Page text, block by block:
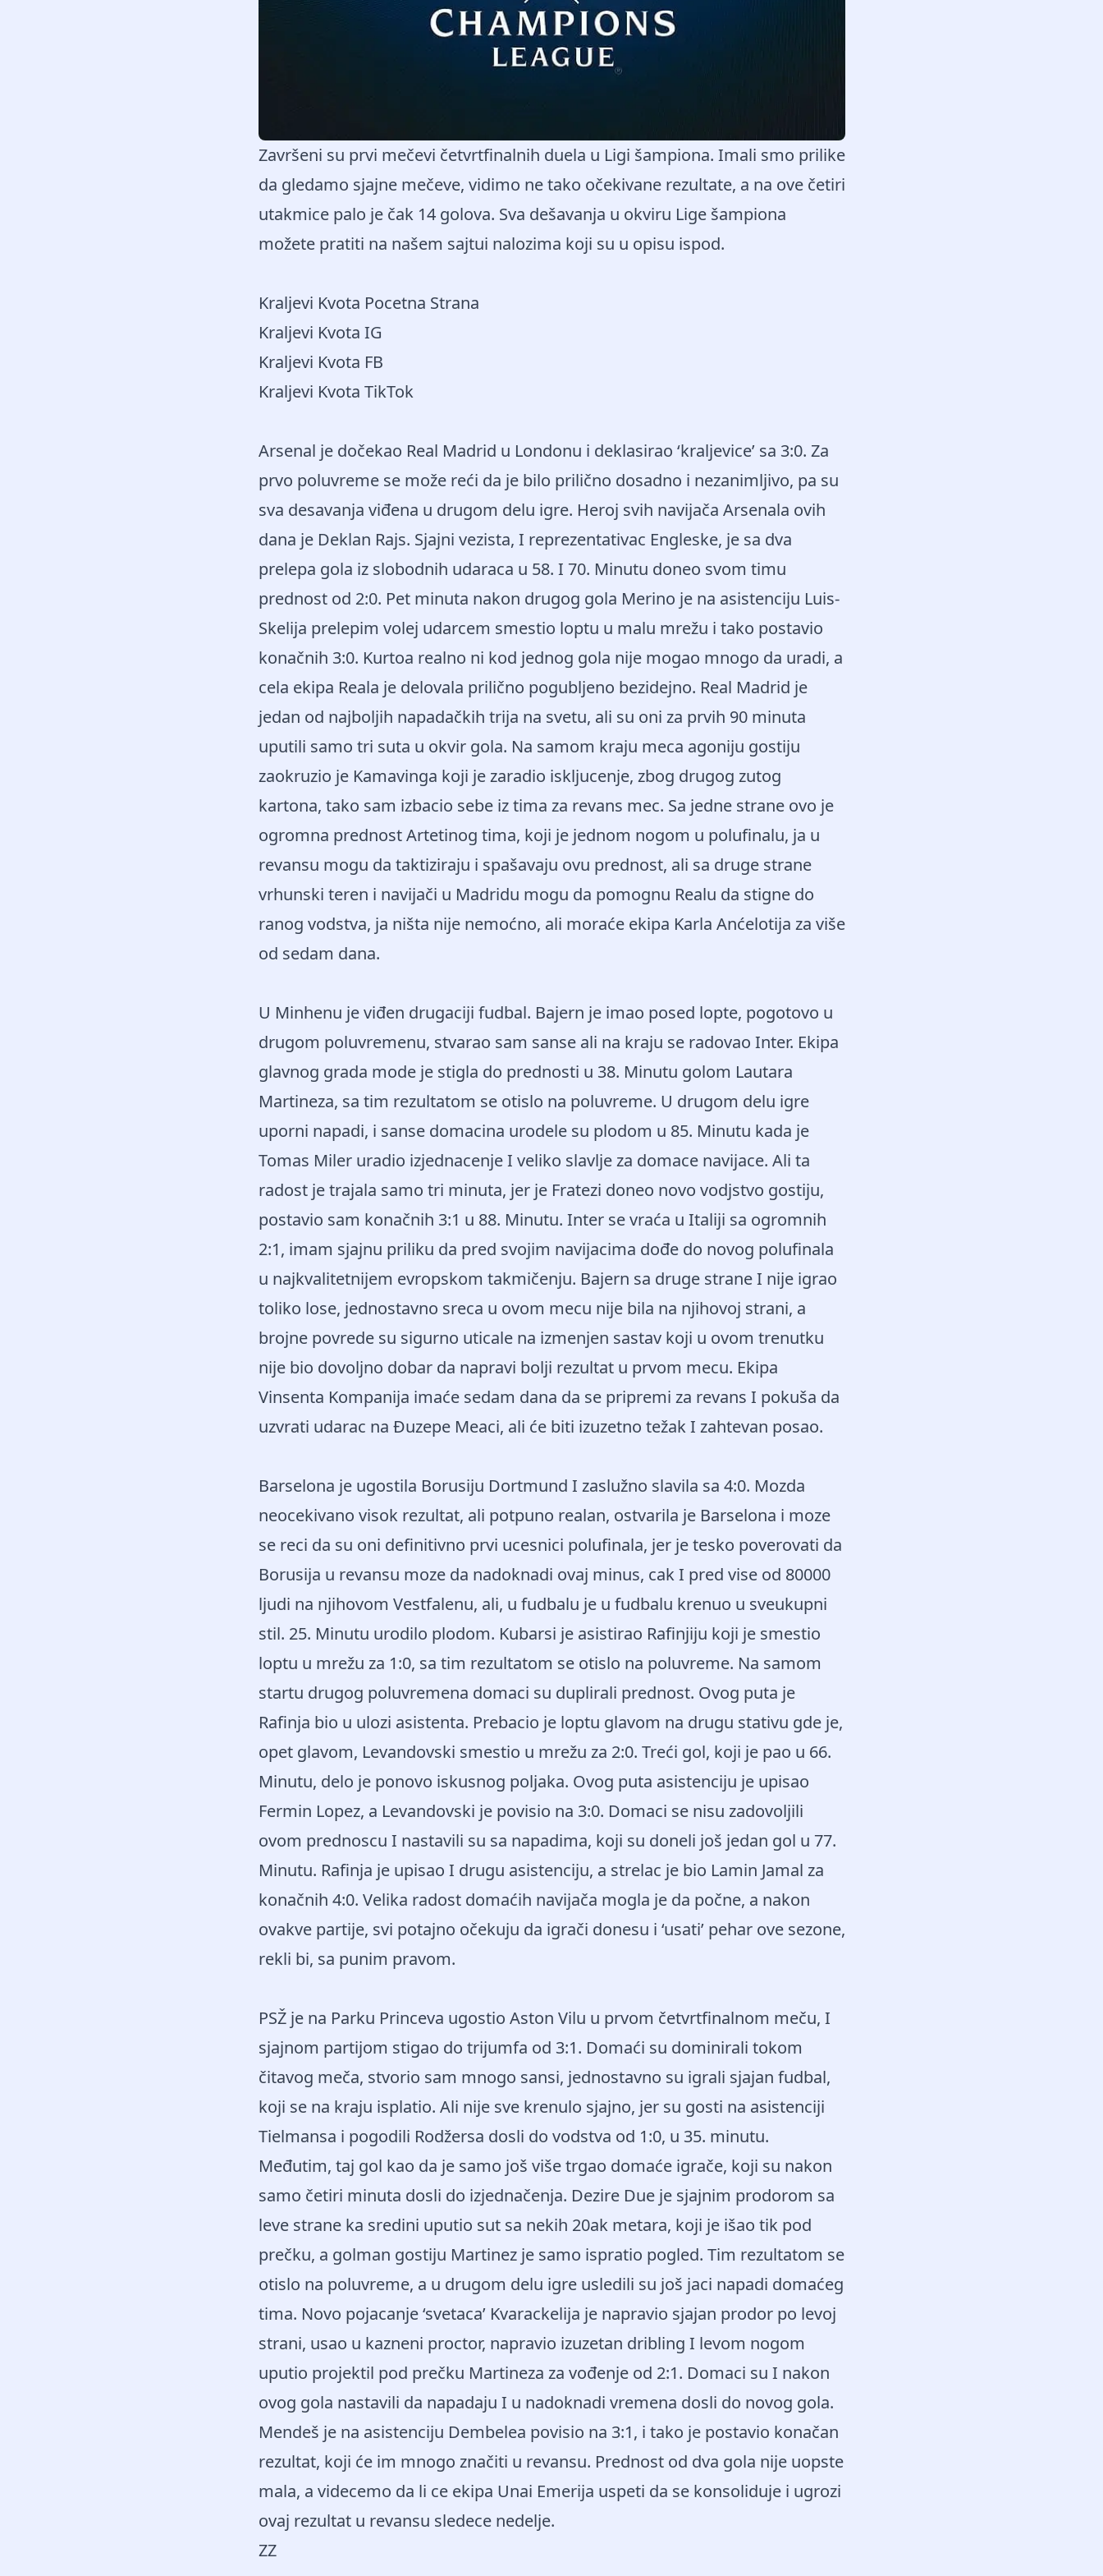
Završeni su prvi mečevi četvrtfinalnih duela u Ligi šampiona. Imali smo prilike
da gledamo sjajne mečeve, vidimo ne tako očekivane rezultate, a na ove četiri
utakmice palo je čak 14 golova. Sva dešavanja u okviru Lige šampiona
možete pratiti na našem sajtui nalozima koji su u opisu ispod.
Kraljevi Kvota Pocetna Strana
Kraljevi Kvota IG
Kraljevi Kvota FB
Kraljevi Kvota TikTok
Arsenal je dočekao Real Madrid u Londonu i deklasirao ‘kraljevice’ sa 3:0. Za
prvo poluvreme se može reći da je bilo prilično dosadno i nezanimljivo, pa su
sva desavanja viđena u drugom delu igre. Heroj svih navijača Arsenala ovih
dana je Deklan Rajs. Sjajni vezista, I reprezentativac Engleske, je sa dva
prelepa gola iz slobodnih udaraca u 58. I 70. Minutu doneo svom timu
prednost od 2:0. Pet minuta nakon drugog gola Merino je na asistenciju Luis-
Skelija prelepim volej udarcem smestio loptu u malu mrežu i tako postavio
konačnih 3:0. Kurtoa realno ni kod jednog gola nije mogao mnogo da uradi, a
cela ekipa Reala je delovala prilično pogubljeno bezidejno. Real Madrid je
jedan od najboljih napadačkih trija na svetu, ali su oni za prvih 90 minuta
uputili samo tri suta u okvir gola. Na samom kraju meca agoniju gostiju
zaokruzio je Kamavinga koji je zaradio iskljucenje, zbog drugog zutog
kartona, tako sam izbacio sebe iz tima za revans mec. Sa jedne strane ovo je
ogromna prednost Artetinog tima, koji je jednom nogom u polufinalu, ja u
revansu mogu da taktiziraju i spašavaju ovu prednost, ali sa druge strane
vrhunski teren i navijači u Madridu mogu da pomognu Realu da stigne do
ranog vodstva, ja ništa nije nemoćno, ali moraće ekipa Karla Anćelotija za više
od sedam dana.
U Minhenu je viđen drugaciji fudbal. Bajern je imao posed lopte, pogotovo u
drugom poluvremenu, stvarao sam sanse ali na kraju se radovao Inter. Ekipa
glavnog grada mode je stigla do prednosti u 38. Minutu golom Lautara
Martineza, sa tim rezultatom se otislo na poluvreme. U drugom delu igre
uporni napadi, i sanse domacina urodele su plodom u 85. Minutu kada je
Tomas Miler uradio izjednacenje I veliko slavlje za domace navijace. Ali ta
radost je trajala samo tri minuta, jer je Fratezi doneo novo vodjstvo gostiju,
postavio sam konačnih 3:1 u 88. Minutu. Inter se vraća u Italiji sa ogromnih
2:1, imam sjajnu priliku da pred svojim navijacima dođe do novog polufinala
u najkvalitetnijem evropskom takmičenju. Bajern sa druge strane I nije igrao
toliko lose, jednostavno sreca u ovom mecu nije bila na njihovoj strani, a
brojne povrede su sigurno uticale na izmenjen sastav koji u ovom trenutku
nije bio dovoljno dobar da napravi bolji rezultat u prvom mecu. Ekipa
Vinsenta Kompanija imaće sedam dana da se pripremi za revans I pokuša da
uzvrati udarac na Đuzepe Meaci, ali će biti izuzetno težak I zahtevan posao.
Barselona je ugostila Borusiju Dortmund I zaslužno slavila sa 4:0. Mozda
neocekivano visok rezultat, ali potpuno realan, ostvarila je Barselona i moze
se reci da su oni definitivno prvi ucesnici polufinala, jer je tesko poverovati da
Borusija u revansu moze da nadoknadi ovaj minus, cak I pred vise od 80000
ljudi na njihovom Vestfalenu, ali, u fudbalu je u fudbalu krenuo u sveukupni
stil. 25. Minutu urodilo plodom. Kubarsi je asistirao Rafinjiju koji je smestio
loptu u mrežu za 1:0, sa tim rezultatom se otislo na poluvreme. Na samom
startu drugog poluvremena domaci su duplirali prednost. Ovog puta je
Rafinja bio u ulozi asistenta. Prebacio je loptu glavom na drugu stativu gde je,
opet glavom, Levandovski smestio u mrežu za 2:0. Treći gol, koji je pao u 66.
Minutu, delo je ponovo iskusnog poljaka. Ovog puta asistenciju je upisao
Fermin Lopez, a Levandovski je povisio na 3:0. Domaci se nisu zadovoljili
ovom prednoscu I nastavili su sa napadima, koji su doneli još jedan gol u 77.
Minutu. Rafinja je upisao I drugu asistenciju, a strelac je bio Lamin Jamal za
konačnih 4:0. Velika radost domaćih navijača mogla je da počne, a nakon
ovakve partije, svi potajno očekuju da igrači donesu i ‘usati’ pehar ove sezone,
rekli bi, sa punim pravom.
PSŽ je na Parku Princeva ugostio Aston Vilu u prvom četvrtfinalnom meču, I
sjajnom partijom stigao do trijumfa od 3:1. Domaći su dominirali tokom
čitavog meča, stvorio sam mnogo sansi, jednostavno su igrali sjajan fudbal,
koji se na kraju isplatio. Ali nije sve krenulo sjajno, jer su gosti na asistenciji
Tielmansa i pogodili Rodžersa dosli do vodstva od 1:0, u 35. minutu.
Međutim, taj gol kao da je samo još više trgao domaće igrače, koji su nakon
samo četiri minuta dosli do izjednačenja. Dezire Due je sjajnim prodorom sa
leve strane ka sredini uputio sut sa nekih 20ak metara, koji je išao tik pod
prečku, a golman gostiju Martinez je samo ispratio pogled. Tim rezultatom se
otislo na poluvreme, a u drugom delu igre usledili su još jaci napadi domaćeg
tima. Novo pojacanje ‘svetaca’ Kvarackelija je napravio sjajan prodor po levoj
strani, usao u kazneni proctor, napravio izuzetan dribling I levom nogom
uputio projektil pod prečku Martineza za vođenje od 2:1. Domaci su I nakon
ovog gola nastavili da napadaju I u nadoknadi vremena dosli do novog gola.
Mendeš je na asistenciju Dembelea povisio na 3:1, i tako je postavio konačan
rezultat, koji će im mnogo značiti u revansu. Prednost od dva gola nije uopste
mala, a videcemo da li ce ekipa Unai Emerija uspeti da se konsoliduje i ugrozi
ovaj rezultat u revansu sledece nedelje.
ZZ